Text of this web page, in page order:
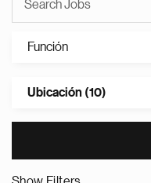
Función
Ubicación (10)